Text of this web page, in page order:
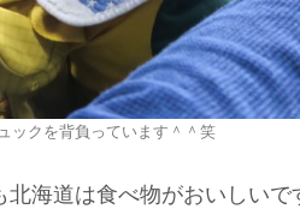
ックを背負っています＾＾笑
北海道は食べ物がおいしいで